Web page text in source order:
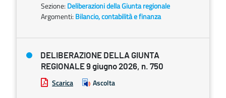
Sezione: Deliberazioni della Giunta regionale
Argomenti: Bilancio, contabilità e finanza
DELIBERAZIONE DELLA GIUNTA
REGIONALE 9 giugno 2026, n. 750
Scarica Ascolta